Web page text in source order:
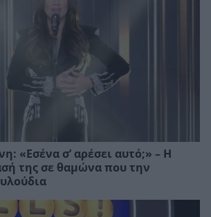
«Εσένα σ’ αρέσει αυτό;» – Η
της σε θαμώνα που την